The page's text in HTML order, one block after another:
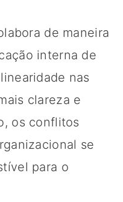
de maneira
interna de
nas
clareza e
os conflitos
se
para o